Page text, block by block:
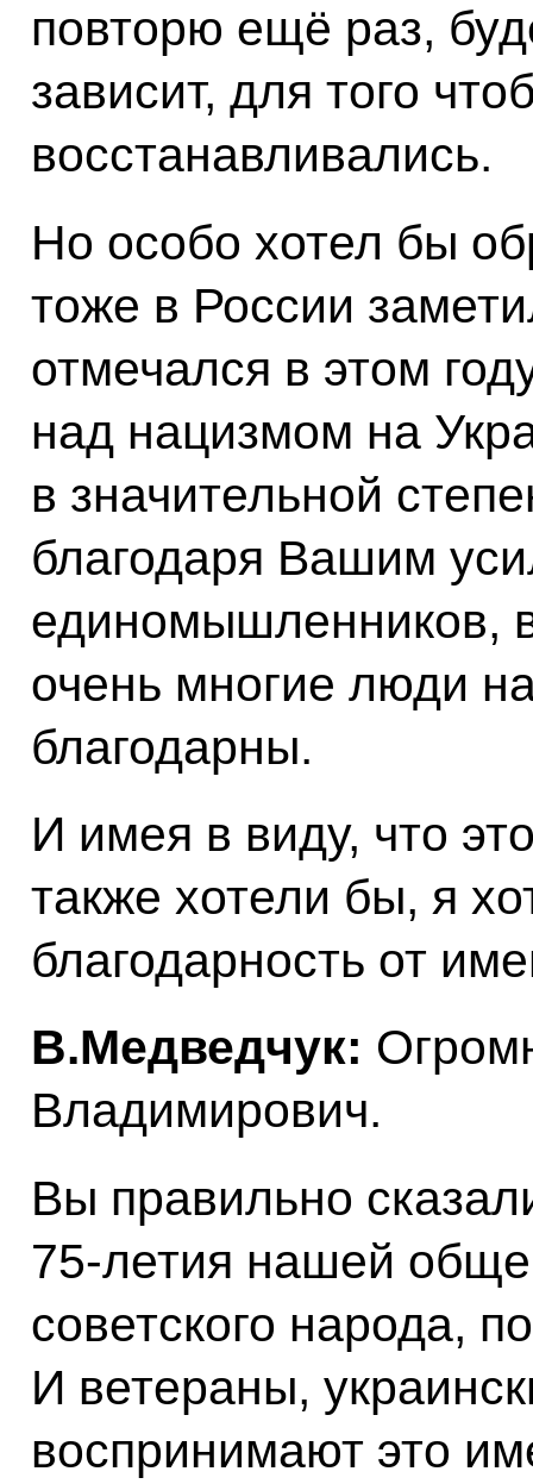
повторю ещё раз,
зависит, для того
восстанавливались.
Но особо хотел бы
тоже в России
отмечался в этом
над нацизмом на
в значительной
благодаря Вашим
единомышленников,
очень многие люди
благодарны.
И имея в виду, что
также хотели бы, я
благодарность от
В.Медведчук:
Владимирович.
Вы правильно
75‑летия нашей
советского народа,
И ветераны,
воспринимают это